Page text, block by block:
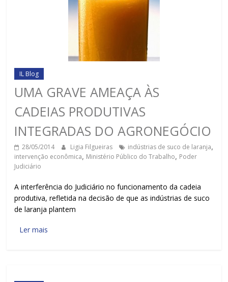
IL Blog
UMA GRAVE AMEAÇA ÀS
CADEIAS PRODUTIVAS
INTEGRADAS DO AGRONEGÓCIO
28/05/2014 Ligia Filgueiras indústrias de suco de laranja,
intervenção econômica, Ministério Público do Trabalho, Poder
Judiciário
A interferência do Judiciário no funcionamento da cadeia
produtiva, refletida na decisão de que as indústrias de suco
de laranja plantem
Ler mais